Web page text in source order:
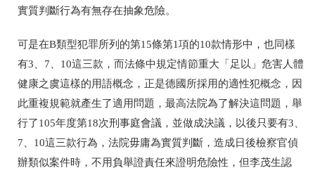
實質判斷行為有無存在抽象危險。
可是在B類型犯罪所列的第15條第1項的10款情形中，也同樣
有3、7、10這三款，而法條中規定情節重大「足以」危害人體
健康之虞這樣的用語概念，正是德國所採用的適性犯概念，因
此重複規範就產生了適用問題，最高法院為了解決這問題，舉
行了105年度第18次刑事庭會議，並做成決議，以後只要有3、
7、10這三款行為，法院毋庸為實質判斷，造成日後檢察官偵
辦類似案件時，不用負舉證責任來證明危險性，但李茂生認